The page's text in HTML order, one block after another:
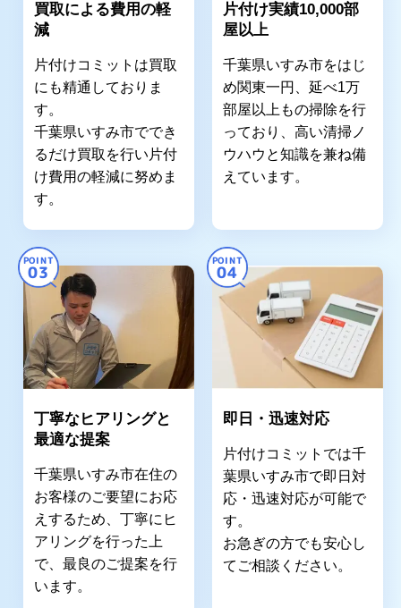
買取による費用の軽
減
片付けコミットは買取
にも精通しておりま
す。
千葉県いすみ市ででき
るだけ買取を行い片付
け費用の軽減に努めま
す。
片付け実績10,000部
屋以上
千葉県いすみ市をはじ
め関東一円、延べ1万
部屋以上もの掃除を行
っており、高い清掃ノ
ウハウと知識を兼ね備
えています。
POINT
03
丁寧なヒアリングと
最適な提案
千葉県いすみ市在住の
お客様のご要望にお応
えするため、丁寧にヒ
アリングを行った上
で、最良のご提案を行
います。
POINT
04
即日・迅速対応
片付けコミットでは千
葉県いすみ市で即日対
応・迅速対応が可能で
す。
お急ぎの方でも安心し
てご相談ください。